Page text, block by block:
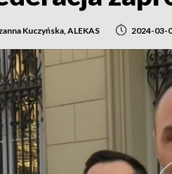
Kuczyńska, ALEKAS 2024-03-